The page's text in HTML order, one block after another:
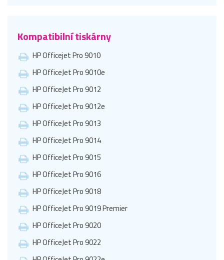
Kompatibilní tiskárny
HP Officejet Pro 9010
HP OfficeJet Pro 9010e
HP OfficeJet Pro 9012
HP OfficeJet Pro 9012e
HP OfficeJet Pro 9013
HP OfficeJet Pro 9014
HP OfficeJet Pro 9015
HP OfficeJet Pro 9016
HP OfficeJet Pro 9018
HP OfficeJet Pro 9019 Premier
HP OfficeJet Pro 9020
HP OfficeJet Pro 9022